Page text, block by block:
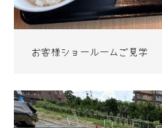
お客様ショールームご見学